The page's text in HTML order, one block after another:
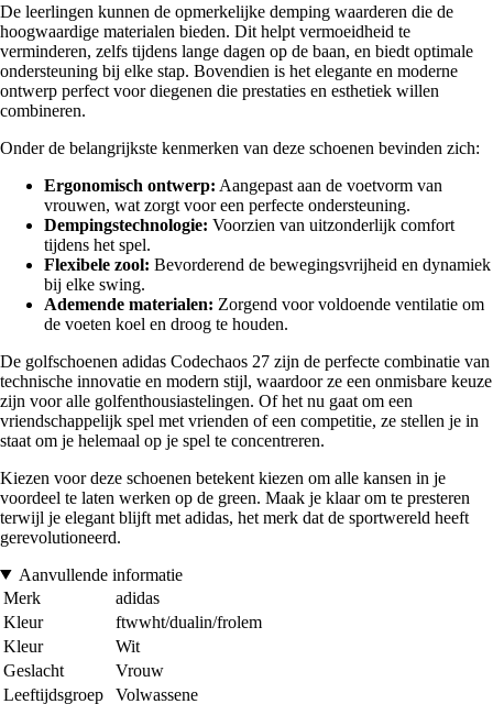
De leerlingen kunnen de opmerkelijke demping waarderen die de
hoogwaardige materialen bieden. Dit helpt vermoeidheid te
verminderen, zelfs tijdens lange dagen op de baan, en biedt optimale
ondersteuning bij elke stap. Bovendien is het elegante en moderne
ontwerp perfect voor diegenen die prestaties en esthetiek willen
combineren.
Onder de belangrijkste kenmerken van deze schoenen bevinden zich:
Ergonomisch ontwerp: Aangepast aan de voetvorm van
vrouwen, wat zorgt voor een perfecte ondersteuning.
Dempingstechnologie: Voorzien van uitzonderlijk comfort
tijdens het spel.
Flexibele zool: Bevorderend de bewegingsvrijheid en dynamiek
bij elke swing.
Ademende materialen: Zorgend voor voldoende ventilatie om
de voeten koel en droog te houden.
De golfschoenen adidas Codechaos 27 zijn de perfecte combinatie van
technische innovatie en modern stijl, waardoor ze een onmisbare keuze
zijn voor alle golfenthousiastelingen. Of het nu gaat om een
vriendschappelijk spel met vrienden of een competitie, ze stellen je in
staat om je helemaal op je spel te concentreren.
Kiezen voor deze schoenen betekent kiezen om alle kansen in je
voordeel te laten werken op de green. Maak je klaar om te presteren
terwijl je elegant blijft met adidas, het merk dat de sportwereld heeft
gerevolutioneerd.
Aanvullende informatie
Merk
adidas
Kleur
ftwwht/dualin/frolem
Kleur
Wit
Geslacht
Vrouw
Leeftijdsgroep
Volwassene